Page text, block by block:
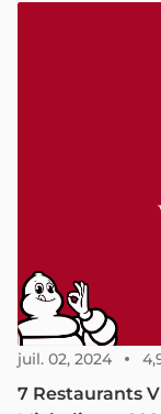
juil. 02, 2024
7 Restaurants